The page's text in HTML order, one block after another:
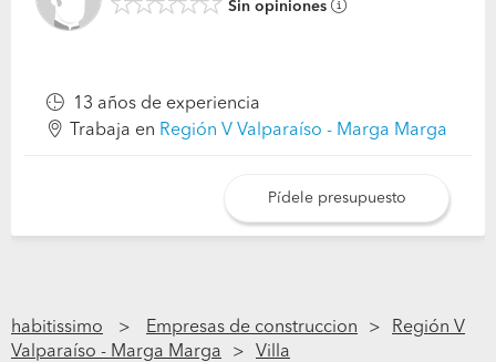
Sin opiniones
13 años de experiencia
Trabaja en Región V Valparaíso - Marga Marga
Pídele presupuesto
habitissimo Empresas de construccion
Región V
Valparaíso - Marga Marga
Villa